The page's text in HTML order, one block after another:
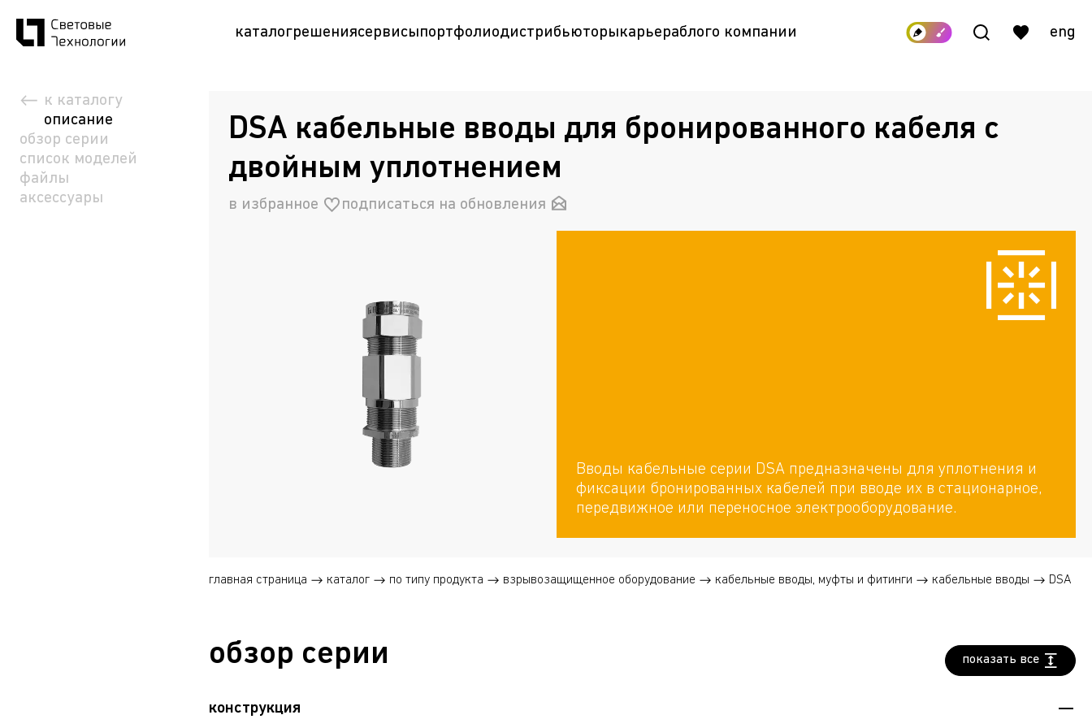
каталогрешениясервисыпортфолиодистрибьюторыкарьераблого компании eng
к каталогу
описание
обзор серии
список моделей
файлы
аксессуары
DSA кабельные вводы для бронированного кабеля с
двойным уплотнением
в избранное подписаться на обновления
Вводы кабельные серии DSA предназначены для уплотнения и
фиксации бронированных кабелей при вводе их в стационарное,
передвижное или переносное электрооборудование.
главная страница каталог по типу продукта взрывозащищенное оборудование кабельные вводы, муфты и фитинги кабельные вводы DSA
обзор серии показать все
конструкция